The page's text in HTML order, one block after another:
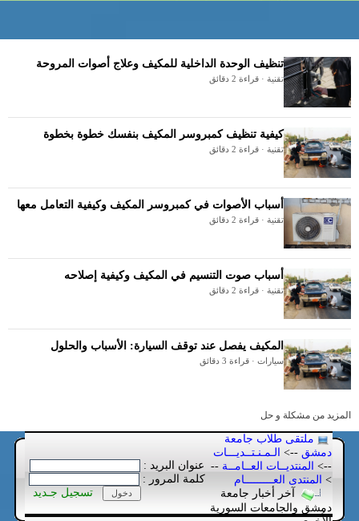
تنظيف الوحدة الداخلية للمكيف وعلاج أصوات المروحة
تقنية · قراءة 2 دقائق
كيفية تنظيف كمبروسر المكيف بنفسك خطوة بخطوة
تقنية · قراءة 2 دقائق
أسباب الأصوات في كمبروسر المكيف وكيفية التعامل معها
تقنية · قراءة 2 دقائق
أسباب صوت التنسيم في المكيف وكيفية إصلاحه
تقنية · قراءة 2 دقائق
المكيف يفصل عند توقف السيارة: الأسباب والحلول
سيارات · قراءة 3 دقائق
المزيد من مشكلة و حل
ملتقى طلاب جامعة
دمشق --> الـمـنـتــديـــات
--> المنتديــات العــامــة --
> المنتدى العـــــــــام
آخر أخبار جامعة
دمشق والجامعات السورية
عنوان البريد :
كلمة المرور :
تسجيل جـديد